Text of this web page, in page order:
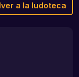
a la ludoteca